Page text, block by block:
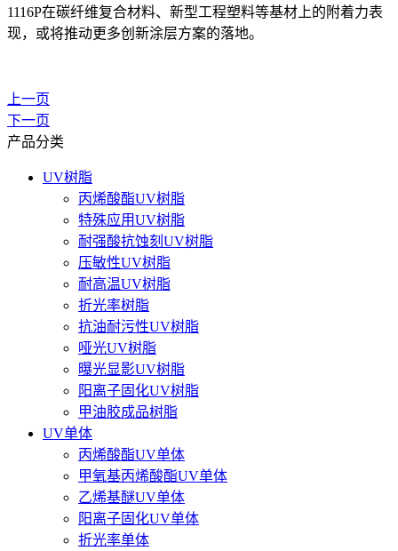
1116P在碳纤维复合材料、新型工程塑料等基材上的附着力表
现，或将推动更多创新涂层方案的落地。
上一页
下一页
产品分类
UV树脂
丙烯酸酯UV树脂
特殊应用UV树脂
耐强酸抗蚀刻UV树脂
压敏性UV树脂
耐高温UV树脂
折光率树脂
抗油耐污性UV树脂
哑光UV树脂
曝光显影UV树脂
阳离子固化UV树脂
甲油胶成品树脂
UV单体
丙烯酸酯UV单体
甲氧基丙烯酸酯UV单体
乙烯基醚UV单体
阳离子固化UV单体
折光率单体